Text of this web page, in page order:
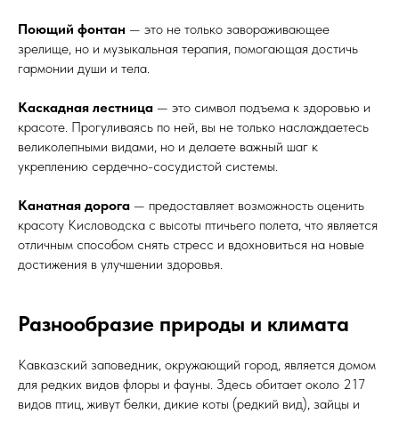
Поющий фонтан — это не только завораживающее
зрелище, но и музыкальная терапия, помогающая достичь
гармонии души и тела.
Каскадная лестница — это символ подъема к здоровью и
красоте. Прогуливаясь по ней, вы не только наслаждаетесь
великолепными видами, но и делаете важный шаг к
укреплению сердечно-сосудистой системы.
Канатная дорога — предоставляет возможность оценить
красоту Кисловодска с высоты птичьего полета, что является
отличным способом снять стресс и вдохновиться на новые
достижения в улучшении здоровья.
Разнообразие природы и климата
Кавказский заповедник, окружающий город, является домом
для редких видов флоры и фауны. Здесь обитает около 217
видов птиц, живут белки, дикие коты (редкий вид), зайцы и